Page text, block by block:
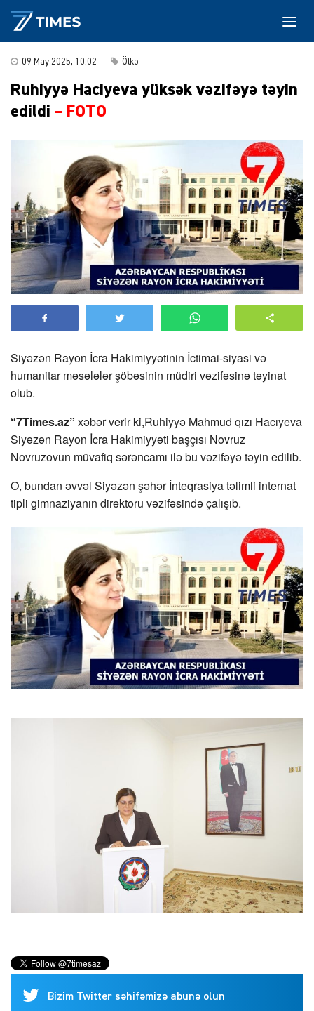
09 May 2025, 10:02 Ölkə
Ruhiyyə Haciyeva yüksək vəzifəyə təyin
edildi – FOTO
Siyəzən Rayon İcra Hakimiyyətinin İctimai-siyasi və
humanitar məsələlər şöbəsinin müdiri vəzifəsinə təyinat
olub.
“7Times.az” xəbər verir ki,Ruhiyyə Mahmud qızı Hacıyeva
Siyəzən Rayon İcra Hakimiyyəti başçısı Novruz
Novruzovun müvafiq sərəncamı ilə bu vəzifəyə təyin edilib.
O, bundan əvvəl Siyəzən şəhər İnteqrasiya təlimli internat
tipli gimnaziyanın direktoru vəzifəsində çalışıb.
Bizim Twitter səhifəmizə abunə olun